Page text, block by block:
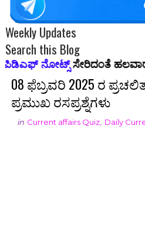
Weekly Updates
Search this Blog
ಸೇರಿದಂತೆ ಹಲವಾರು ಮಾಹಿತಿಗಳ
08 ಫೆಬ್ರವರಿ 2025 ರ
ಪ್ರಮುಖ ರಸಪ್ರಶ್ನೆಗಳು
in Current affairs Quiz, Daily